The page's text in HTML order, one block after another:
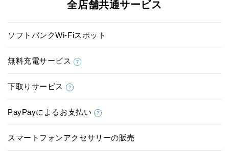
全店舗共通サービス
ソフトバンクWi-Fiスポット
無料充電サービス
下取りサービス
PayPayによるお支払い
スマートフォンアクセサリーの販売